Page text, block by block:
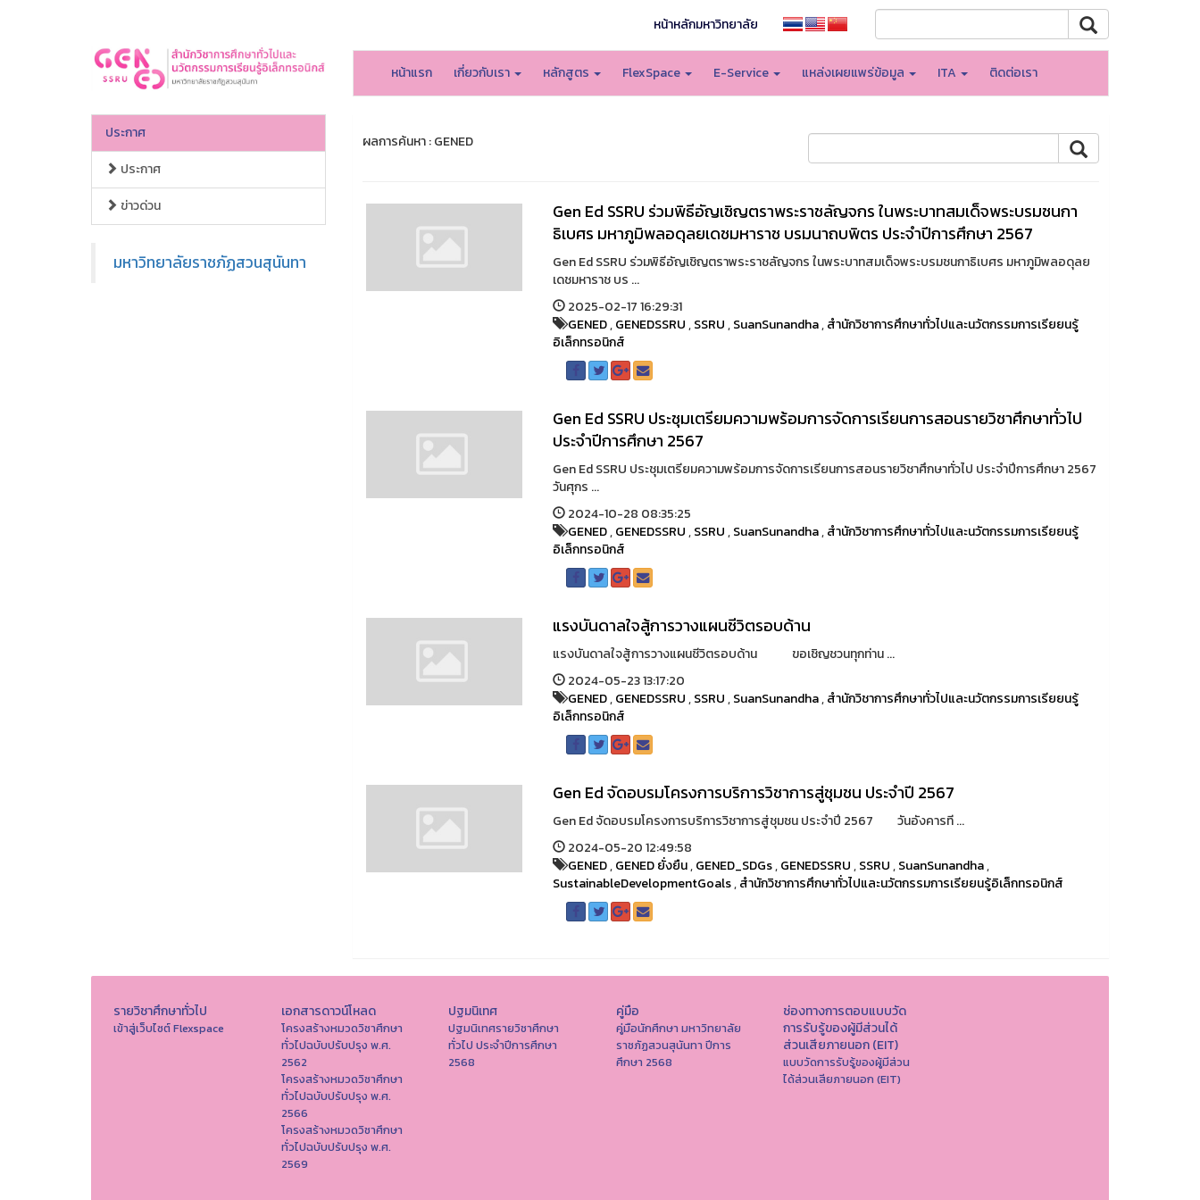
หน้าหลักมหาวิทยาลัย
หน้าแรก เกี่ยวกับเรา หลักสูตร FlexSpace E-Service แหล่งเผยแพร่ข้อมูล ITA ติดต่อเรา
ประกาศ
ประกาศ
ข่าวด่วน
มหาวิทยาลัยราชภัฏสวนสุนันทา
ผลการค้นหา : GENED
Gen Ed SSRU ร่วมพิธีอัญเชิญตราพระราชลัญจกร ในพระบาทสมเด็จพระบรมชนกา
ธิเบศร มหาภูมิพลอดุลยเดชมหาราช บรมนาถบพิตร ประจำปีการศึกษา 2567
Gen Ed SSRU ร่วมพิธีอัญเชิญตราพระราชลัญจกร ในพระบาทสมเด็จพระบรมชนกาธิเบศร มหาภูมิพลอดุลย
เดชมหาราช บร ...
2025-02-17 16:29:31
GENED,GENEDSSRU,SSRU,SuanSunandha,สำนักวิชาการศึกษาทั่วไปและนวัตกรรมการเรียยนรู้
อิเล็กทรอนิกส์
Gen Ed SSRU ประชุมเตรียมความพร้อมการจัดการเรียนการสอนรายวิชาศึกษาทั่วไป
ประจำปีการศึกษา 2567
Gen Ed SSRU ประชุมเตรียมความพร้อมการจัดการเรียนการสอนรายวิชาศึกษาทั่วไป ประจำปีการศึกษา 2567
วันศุกร ...
2024-10-28 08:35:25
GENED,GENEDSSRU,SSRU,SuanSunandha,สำนักวิชาการศึกษาทั่วไปและนวัตกรรมการเรียยนรู้
อิเล็กทรอนิกส์
แรงบันดาลใจสู้การวางแผนชีวิตรอบด้าน
แรงบันดาลใจสู้การวางแผนชีวิตรอบด้าน ขอเชิญชวนทุกท่าน ...
2024-05-23 13:17:20
GENED,GENEDSSRU,SSRU,SuanSunandha,สำนักวิชาการศึกษาทั่วไปและนวัตกรรมการเรียยนรู้
อิเล็กทรอนิกส์
Gen Ed จัดอบรมโครงการบริการวิชาการสู่ชุมชน ประจำปี 2567
Gen Ed จัดอบรมโครงการบริการวิชาการสู่ชุมชน ประจำปี 2567 วันอังคารที ...
2024-05-20 12:49:58
GENED,GENED ยั่งยืน,GENED_SDGs,GENEDSSRU,SSRU,SuanSunandha,
SustainableDevelopmentGoals,สำนักวิชาการศึกษาทั่วไปและนวัตกรรมการเรียยนรู้อิเล็กทรอนิกส์
รายวิชาศึกษาทั่วไป
เข้าสู่เว็บไซต์ Flexspace
เอกสารดาวน์โหลด
โครงสร้างหมวดวิชาศึกษา
ทั่วไปฉบับปรับปรุง พ.ศ.
2562
โครงสร้างหมวดวิชาศึกษา
ทั่วไปฉบับปรับปรุง พ.ศ.
2566
โครงสร้างหมวดวิชาศึกษา
ทั่วไปฉบับปรับปรุง พ.ศ.
2569
ปฐมนิเทศ
ปฐมนิเทศรายวิชาศึกษา
ทั่วไป ประจำปีการศึกษา
2568
คู่มือ
คู่มือนักศึกษา มหาวิทยาลัย
ราชภัฏสวนสุนันทา ปีการ
ศึกษา 2568
ช่องทางการตอบแบบวัด
การรับรู้ของผู้มีส่วนได้
ส่วนเสียภายนอก (EIT)
แบบวัดการรับรู้ของผู้มีส่วน
ได้ส่วนเสียภายนอก (EIT)